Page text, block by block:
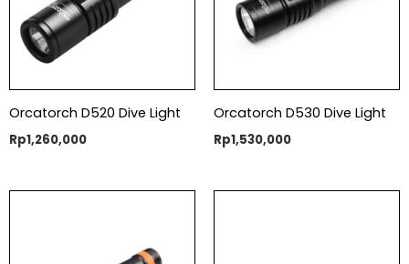
Orcatorch D520 Dive Light
Rp1,260,000
Orcatorch D530 Dive Light
Rp1,530,000